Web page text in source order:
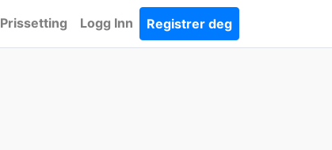
Prissetting Logg Inn Registrer deg